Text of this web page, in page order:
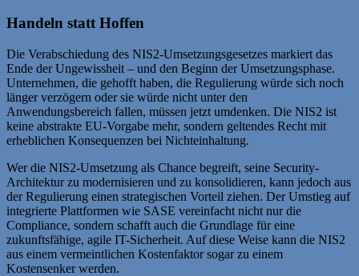
Handeln statt Hoffen
Die Verabschiedung des NIS2-Umsetzungsgesetzes markiert das
Ende der Ungewissheit – und den Beginn der Umsetzungsphase.
Unternehmen, die gehofft haben, die Regulierung würde sich noch
länger verzögern oder sie würde nicht unter den
Anwendungsbereich fallen, müssen jetzt umdenken. Die NIS2 ist
keine abstrakte EU-Vorgabe mehr, sondern geltendes Recht mit
erheblichen Konsequenzen bei Nichteinhaltung.
Wer die NIS2-Umsetzung als Chance begreift, seine Security-
Architektur zu modernisieren und zu konsolidieren, kann jedoch aus
der Regulierung einen strategischen Vorteil ziehen. Der Umstieg auf
integrierte Plattformen wie SASE vereinfacht nicht nur die
Compliance, sondern schafft auch die Grundlage für eine
zukunftsfähige, agile IT-Sicherheit. Auf diese Weise kann die NIS2
aus einem vermeintlichen Kostenfaktor sogar zu einem
Kostensenker werden.